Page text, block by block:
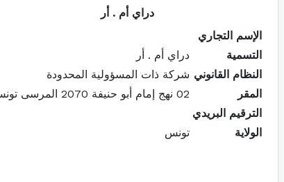
دراي أم . أر
الإسم التجاري
التسمية
دراي أم . أر
النظام القانوني شركة ذات المسؤولية المحدودة
المقر
02 نهج إمام أبو حنيفة 2070 المرسى تونس
الترقيم البريدي
الولاية
تونس